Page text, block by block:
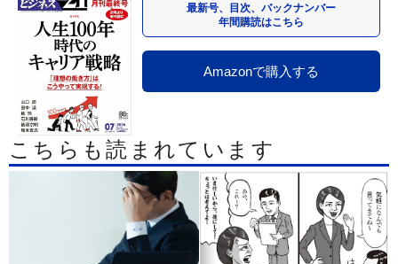
最新号、目次、バックナンバー
年間購読はこちら
Amazonで購入する
こちらも読まれています